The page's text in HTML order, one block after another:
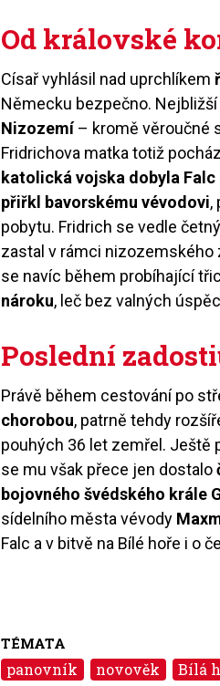
Od královské
Císař vyhlásil nad uprchlíkem
Německu bezpečno.
Nizozemí– kromě věroučné
Fridrichova matka totiž
katolická vojska dobyla Falc
přiřkl bavorskému vévodovi,
pobytu. Fridrich se vedle
zastal v rámci
se navíc během probíhající
nároku, leč bez valných
Poslední
Právě během cestování po
chorobou, patrně tehdy
pouhých 36 let zemřel. Ještě
se mu však přece jen dostalo
bojovného švédského krále
sídelního města vévody
Falc a v bitvě na Bílé hoře i o
TÉMATA
panovník novověk Bílá